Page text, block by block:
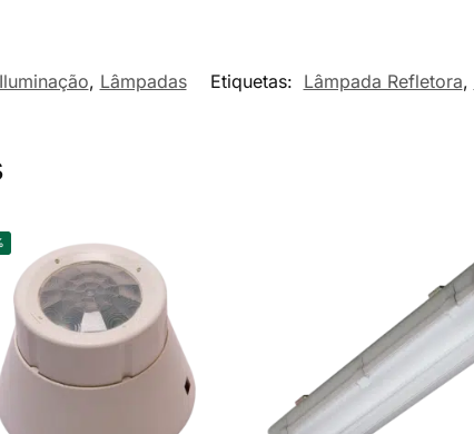
, Lâmpadas Etiquetas: Lâmpada Refletora,